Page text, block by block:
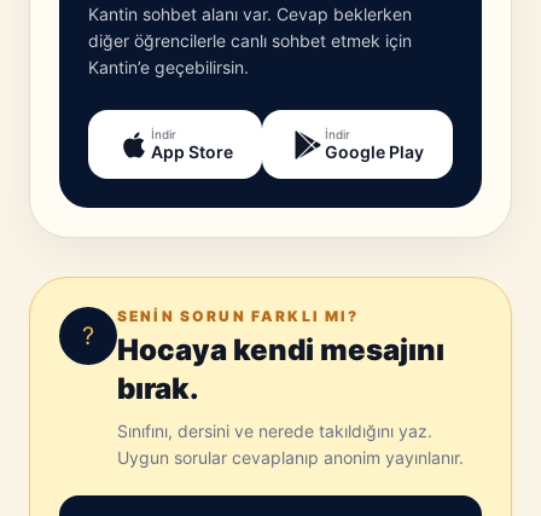
Kantin sohbet alanı var. Cevap beklerken
diğer öğrencilerle canlı sohbet etmek için
Kantin’e geçebilirsin.
İndir
App Store
İndir
Google Play
?
SENIN SORUN FARKLI MI?
Hocaya kendi mesajını
bırak.
Sınıfını, dersini ve nerede takıldığını yaz.
Uygun sorular cevaplanıp anonim yayınlanır.